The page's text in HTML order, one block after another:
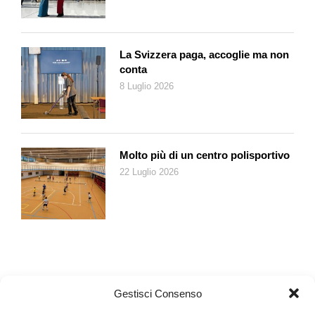
Gestisci Consenso
Stato a modificare persino la legge sui sentieri. Numerosi sono
Palace di Lugano o il Grand Hotel di Locarno. Dalle
testimonianze di edilizia rurale, di archeologia industriale, come
il deposito Usego di Bironico, dell’architetto Rino Tami, ai
giardini storici e alle alberature di piazza Simen e dell’ex-
progetto delle FFS di realizzare un terzo binario per la ferrovia
nel centro di Bellinzona.
«Vorremmo essere ascoltati dalle autorità – ci dice Tiziano
Fontana – non solo e non prioritariamente per la nostra attività
nostro vicepresidente architetto Antonini, che è stata
La Svizzera paga, accoglie ma non
conta
8 Luglio 2026
Molto più di un centro polisportivo
22 Luglio 2026